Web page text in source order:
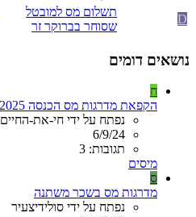
D
תשלום מס למובטל
שסוחר בברוקר זר
נושאים דומים
ח
הקפאת מדרגות מס הכנסה 2025
נפתח על ידי חי-את-החיים
6/9/24
תגובות: 3
מיסים
ס
מדרגות מס בשכר משתנה
נפתח על ידי סולידיצעיר